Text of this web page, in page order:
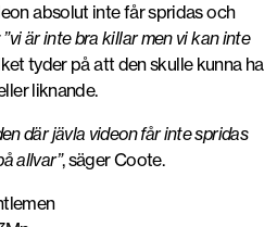
absolut inte får spridas och
”vi är inte bra killar men vi kan inte
tyder på att den skulle kunna ha
liknande.
där jävla videon får inte spridas
allvar”, säger Coote.